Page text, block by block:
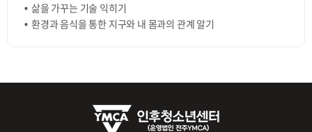
삶을 가꾸는 기술 익히기
환경과 음식을 통한 지구와 내 몸과의 관계 알기